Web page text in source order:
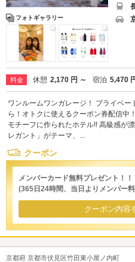
フォトギャラリー
料金 休憩 2,170 円 ～ 宿泊 5,470
ワンルームワンガレージ！ プライベ
ら！オトクに使えるクーポン券配信
モチーフに作られたホテル!! 高級感が
レガント」がテーマ、...
クーポン
メンバーカード無料プレゼント！！
(365日24時間、当日よりメンバー
クーポン内容
京都府 京都市伏見区竹田東小屋ノ内町